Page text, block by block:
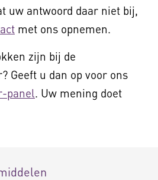
uw antwoord daar niet bij,
met ons opnemen.
zijn bij de
Geeft u dan op voor ons
panel. Uw mening doet